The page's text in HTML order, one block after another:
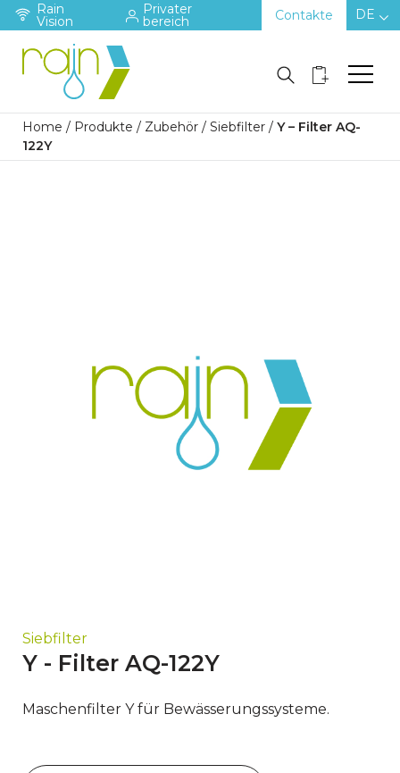
Rain
Vision
Privater
bereich Contakte DE
Home / Produkte / Zubehör / Siebfilter / Y – Filter AQ-
122Y
Siebfilter
Y - Filter AQ-122Y
Maschenfilter Y für Bewässerungssysteme.